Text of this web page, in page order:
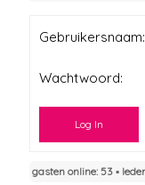
Gebruikersnaam:
Wachtwoord:
Log In
gasten online: 53 ▪︎